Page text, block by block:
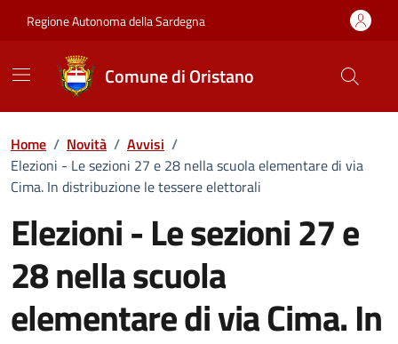
Regione Autonoma della Sardegna
Comune di Oristano
Home / Novità / Avvisi /
Elezioni - Le sezioni 27 e 28 nella scuola elementare di via
Cima. In distribuzione le tessere elettorali
Elezioni - Le sezioni 27 e
28 nella scuola
elementare di via Cima. In